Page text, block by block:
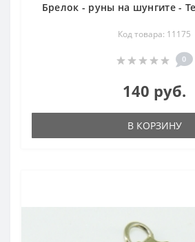
Брелок - руны на шунгите -
Код товара: 11175
0
140 руб.
В КОРЗИНУ